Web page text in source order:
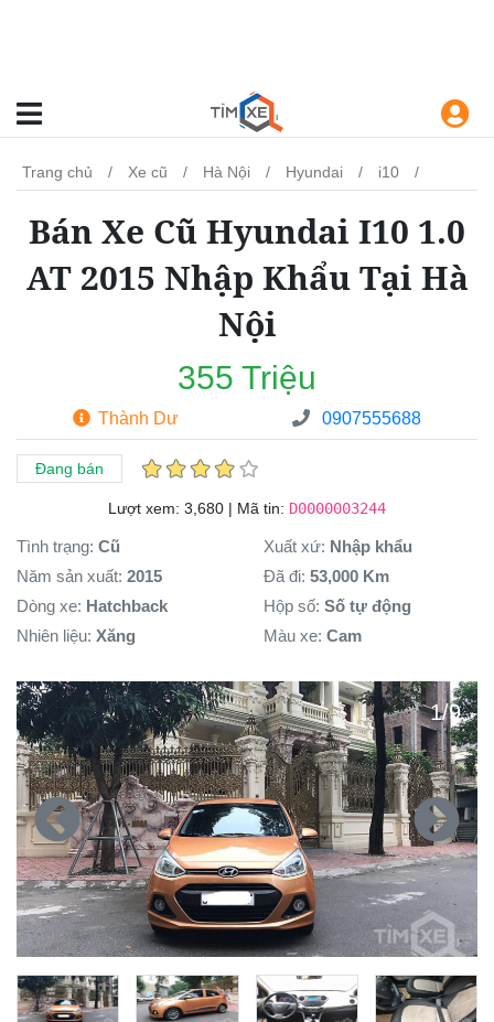
Trang chủ Xe cũ Hà Nội Hyundai i10
Bán Xe Cũ Hyundai I10 1.0
AT 2015 Nhập Khẩu Tại Hà
Nội
355 Triệu
Thành Dư 0907555688
Đang bán
Lượt xem: 3,680 | Mã tin: D0000003244
Tình trạng: Cũ Xuất xứ: Nhập khẩu
Năm sản xuất: 2015 Đã đi: 53,000 Km
Dòng xe: Hatchback Hộp số: Số tự động
Nhiên liệu: Xăng Màu xe: Cam
1/9